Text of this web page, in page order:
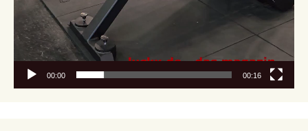
00:00 00:16